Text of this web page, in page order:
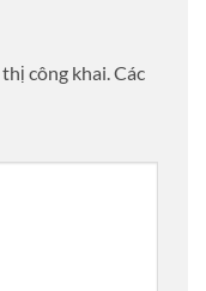
công khai.Các